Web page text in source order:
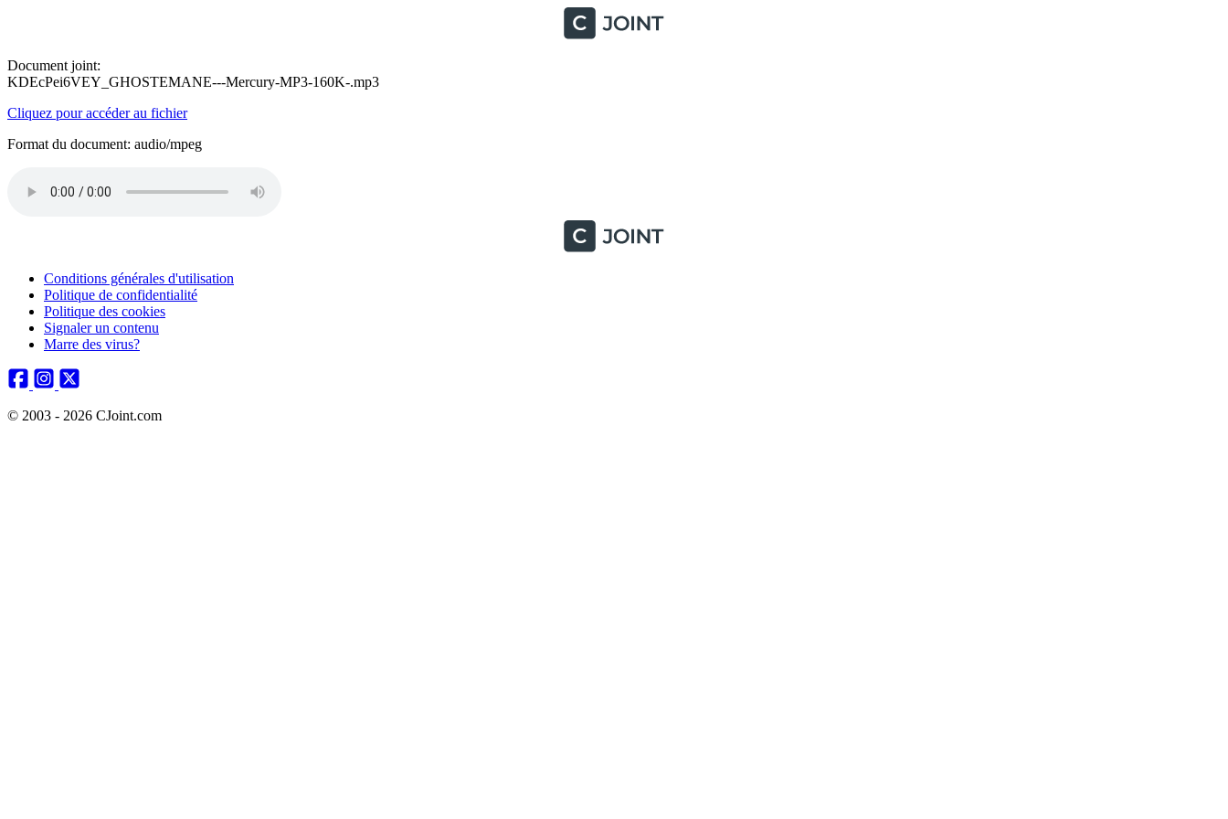
Document joint:
KDEcPei6VEY_GHOSTEMANE---Mercury-MP3-160K-.mp3
Cliquez pour accéder au fichier
Format du document: audio/mpeg
Conditions générales d'utilisation
Politique de confidentialité
Politique des cookies
Signaler un contenu
Marre des virus?
© 2003 - 2026 CJoint.com